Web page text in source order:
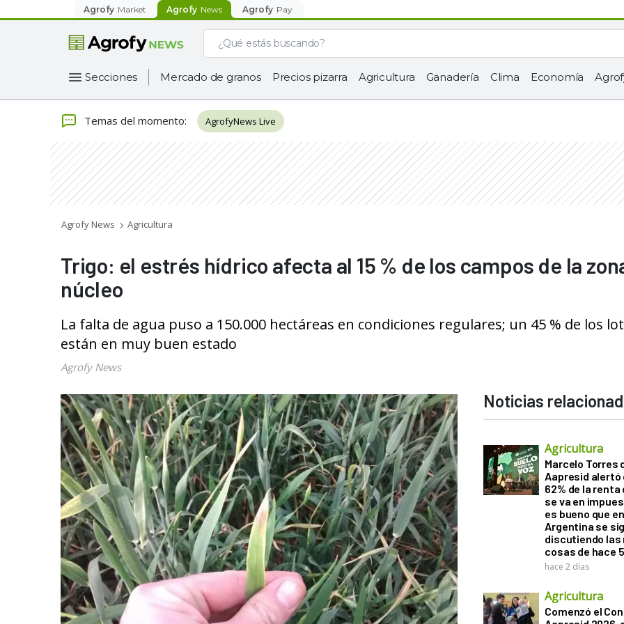
Agrofy Market Agrofy News Agrofy Pay
Secciones Mercado de granos Precios pizarra Agricultura Ganadería Clima Economía
Temas del momento: AgrofyNews Live
Agrofy News Agricultura
Trigo: el estrés hídrico afecta al 15 % de los campos de la
núcleo
La falta de agua puso a 150.000 hectáreas en condiciones regulares; un 45 % de los
están en muy buen estado
Agrofy News
Noticias
Agricultura
Marcelo Torres
Aapresid alertó
62% de la renta
se va en
es bueno que en
Argentina se
discutiendo las
cosas de hace
hace 2 días
Agricultura
Comenzó el